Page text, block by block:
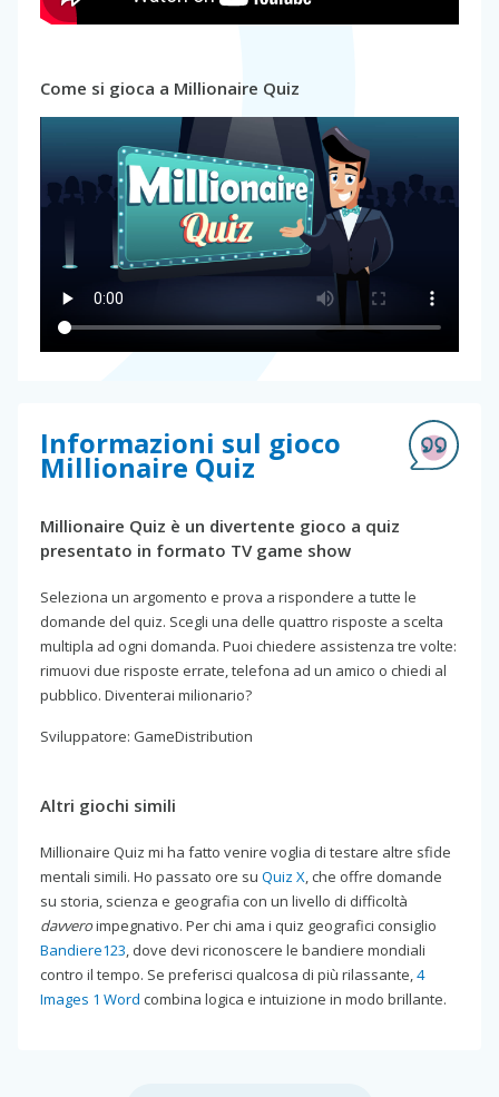
Come si gioca a Millionaire Quiz
Informazioni sul gioco
Millionaire Quiz
Millionaire Quiz è un divertente gioco a quiz
presentato in formato TV game show
Seleziona un argomento e prova a rispondere a tutte le
domande del quiz. Scegli una delle quattro risposte a scelta
multipla ad ogni domanda. Puoi chiedere assistenza tre volte:
rimuovi due risposte errate, telefona ad un amico o chiedi al
pubblico. Diventerai milionario?
Sviluppatore: GameDistribution
Altri giochi simili
Millionaire Quiz mi ha fatto venire voglia di testare altre sfide
mentali simili. Ho passato ore su Quiz X, che offre domande
su storia, scienza e geografia con un livello di difficoltà
davveroimpegnativo. Per chi ama i quiz geografici consiglio
Bandiere123, dove devi riconoscere le bandiere mondiali
contro il tempo. Se preferisci qualcosa di più rilassante,4
Images 1 Word combina logica e intuizione in modo brillante.